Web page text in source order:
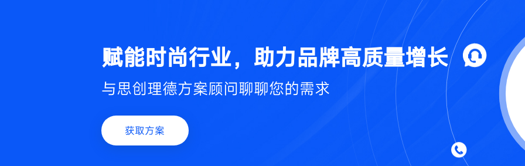
赋能时尚行业，助力品牌高质量增长
与思创理德方案顾问聊聊您的需求
获取方案